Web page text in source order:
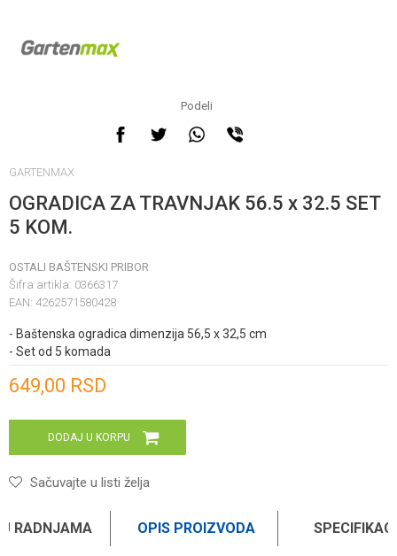
Podeli
GARTENMAX
OGRADICA ZA TRAVNJAK 56.5 x 32.5 SET
5 KOM.
OSTALI BAŠTENSKI PRIBOR
Šifra artikla: 0366317
EAN: 4262571580428
- Baštenska ogradica dimenzija 56,5 x 32,5 cm
- Set od 5 komada
649,00 RSD
DODAJ U KORPU
Sačuvajte u listi želja
RADNJAMA OPIS PROIZVODA